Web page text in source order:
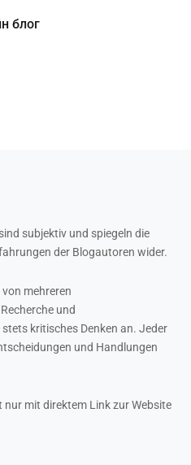
блог
subjektiv und spiegeln die
der Blogautoren wider.
mehreren
und
kritisches Denken an. Jeder
und Handlungen
mit direktem Link zur Website